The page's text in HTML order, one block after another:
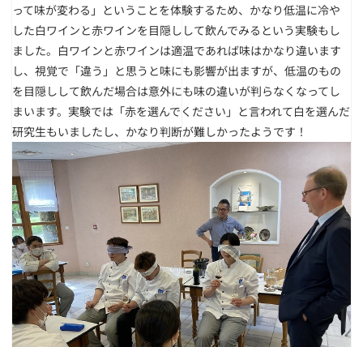
って味が変わる」ということを体験するため、かなり低温に冷や
した白ワインと赤ワインを目隠しして飲んでみるという実験もし
ました。白ワインと赤ワインは適温であれば味はかなり違います
し、視覚で「違う」と思うと味にも影響が出ますが、低温のもの
を目隠しして飲んだ場合は意外にも味の違いが判らなくなってし
まいます。実験では「赤を選んでください」と言われて白を選んだ
研究生もいましたし、かなり判断が難しかったようです！